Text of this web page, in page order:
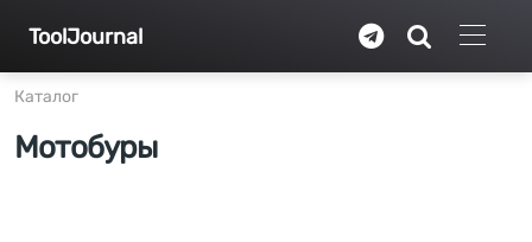
ToolJournal
Каталог
Мотобуры